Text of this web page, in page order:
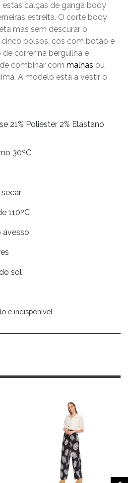
estas calças de ganga body
estreita. O corte body
mas sem descurar o
bolsos, cós com botão e
correr na berguilha e
combinar com malhas ou
A modelo está a vestir o
21% Poliéster 2% Elastano
30ºC
110ºC
avesso
sol
e indisponível.